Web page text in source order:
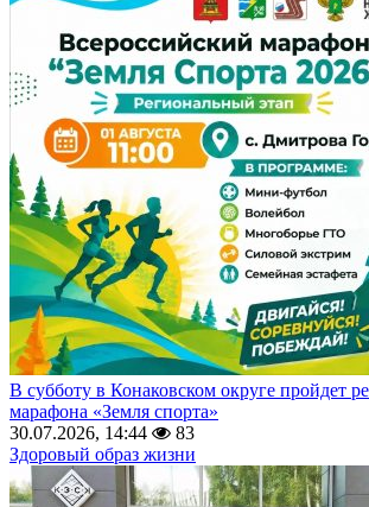
В субботу в Конаковском округе пройдет
марафона «Земля спорта»
30.07.2026, 14:44
83
Здоровый образ жизни